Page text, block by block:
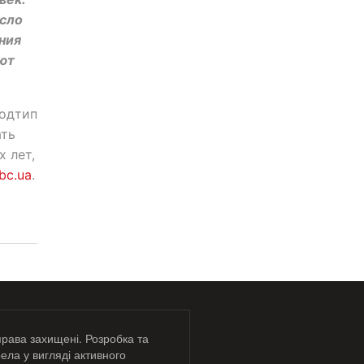
лет,
.
захищені. Розробка та
у вигляді активного